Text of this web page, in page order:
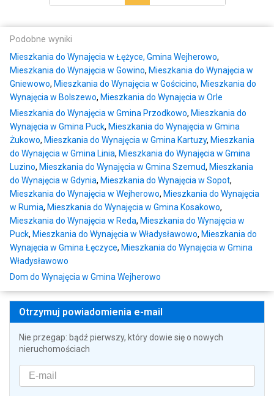
Podobne wyniki
Mieszkania do Wynajęcia w Łężyce, Gmina Wejherowo,
Mieszkania do Wynajęcia w Gowino, Mieszkania do Wynajęcia w
Gniewowo, Mieszkania do Wynajęcia w Gościcino, Mieszkania do
Wynajęcia w Bolszewo, Mieszkania do Wynajęcia w Orle
Mieszkania do Wynajęcia w Gmina Przodkowo, Mieszkania do
Wynajęcia w Gmina Puck, Mieszkania do Wynajęcia w Gmina
Żukowo, Mieszkania do Wynajęcia w Gmina Kartuzy, Mieszkania
do Wynajęcia w Gmina Linia, Mieszkania do Wynajęcia w Gmina
Luzino, Mieszkania do Wynajęcia w Gmina Szemud, Mieszkania
do Wynajęcia w Gdynia, Mieszkania do Wynajęcia w Sopot,
Mieszkania do Wynajęcia w Wejherowo, Mieszkania do Wynajęcia
w Rumia, Mieszkania do Wynajęcia w Gmina Kosakowo,
Mieszkania do Wynajęcia w Reda, Mieszkania do Wynajęcia w
Puck, Mieszkania do Wynajęcia w Władysławowo, Mieszkania do
Wynajęcia w Gmina Łęczyce, Mieszkania do Wynajęcia w Gmina
Władysławowo
Dom do Wynajęcia w Gmina Wejherowo
Otrzymuj powiadomienia e-mail
Nie przegap: bądź pierwszy, który dowie się o nowych
nieruchomościach